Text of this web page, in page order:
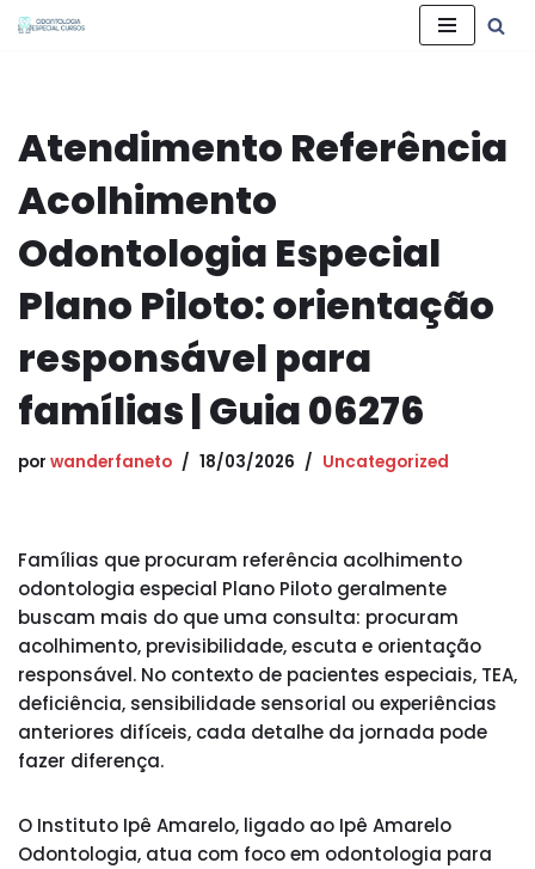
conteúdo
Atendimento Referência
Acolhimento
Odontologia Especial
Plano Piloto: orientação
responsável para
famílias | Guia 06276
por wanderfaneto 18/03/2026 Uncategorized
Famílias que procuram referência acolhimento
odontologia especial Plano Piloto geralmente
buscam mais do que uma consulta: procuram
acolhimento, previsibilidade, escuta e orientação
responsável. No contexto de pacientes especiais, TEA,
deficiência, sensibilidade sensorial ou experiências
anteriores difíceis, cada detalhe da jornada pode
fazer diferença.
O Instituto Ipê Amarelo, ligado ao Ipê Amarelo
Odontologia, atua com foco em odontologia para